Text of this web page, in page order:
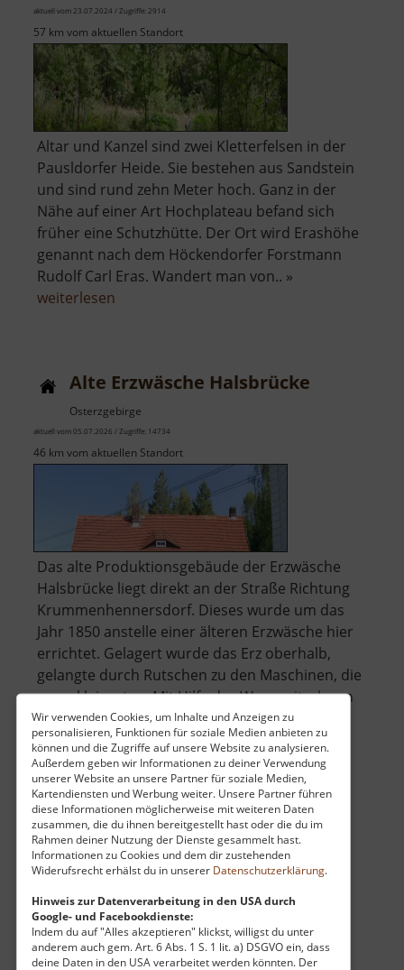
Wir verwenden Cookies, um Inhalte und Anzeigen zu
personalisieren, Funktionen für soziale Medien anbieten zu
können und die Zugriffe auf unsere Website zu analysieren.
Außerdem geben wir Informationen zu deiner Verwendung
unserer Website an unsere Partner für soziale Medien,
Kartendiensten und Werbung weiter. Unsere Partner führen
diese Informationen möglicherweise mit weiteren Daten
zusammen, die du ihnen bereitgestellt hast oder die du im
Rahmen deiner Nutzung der Dienste gesammelt hast.
Informationen zu Cookies und dem dir zustehenden
Widerufsrecht erhälst du in unserer Datenschutzerklärung.
Hinweis zur Datenverarbeitung in den USA durch
Google- und Facebookdienste:
Indem du auf "Alles akzeptieren" klickst, willigst du unter
anderem auch gem. Art. 6 Abs. 1 S. 1 lit. a) DSGVO ein, dass
deine Daten in den USA verarbeitet werden könnten. Der
aktuell vom 23.07.2024 / Zugriffe: 2914
57 km vom aktuellen Standort
Altar und Kanzel sind zwei Kletterfelsen in der
Pausldorfer Heide. Sie bestehen aus Sandstein
und sind rund zehn Meter hoch. Ganz in der
Nähe auf einer Art Hochplateau befand sich
früher eine Schutzhütte. Der Ort wird Erashöhe
genannt nach dem Höckendorfer Forstmann
Rudolf Carl Eras. Wandert man von.. »
weiterlesen
Erashöhe
Alte Erzwäsche Halsbrücke
Osterzgebirge
aktuell vom 05.07.2026 / Zugriffe: 14734
46 km vom aktuellen Standort
Das alte Produktionsgebäude der Erzwäsche
Halsbrücke liegt direkt an der Straße Richtung
Krummenhennersdorf. Dieses wurde um das
Jahr 1850 anstelle einer älteren Erzwäsche hier
errichtet. Gelagert wurde das Erz oberhalb,
gelangte durch Rutschen zu den Maschinen, die
es zerkleinerten. Mit Hilfe des W.. »weiterlesen
Alte Mordgrube
Zugspitze / Osterzgebirge
aktuell vom 02.05.2025 / Zugriffe: 16222
38 km vom aktuellen Standort
Die erste schriftliche Erwähnung der